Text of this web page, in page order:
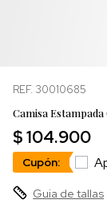
REF. 30010685
Camisa
$ 104.900
Cupón:
Guia de tallas